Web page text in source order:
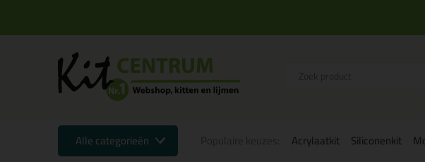
Alle categorieën Acrylaatkit Siliconenkit